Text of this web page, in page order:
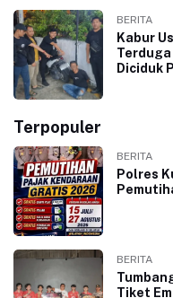
BERITA
Kabur
Diciduk
Terpopuler
BERITA
Polres
BERITA
Tiket